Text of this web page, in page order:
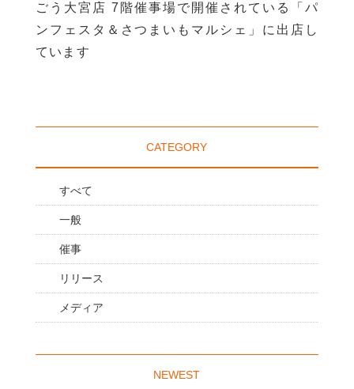
CATEGORY
すべて
一般
催事
リリース
メディア
NEWEST
ごう大宮店 7階催事場で開催されている「パ
ンフェスタ＆さつまいもマルシェ」に出店し
ています